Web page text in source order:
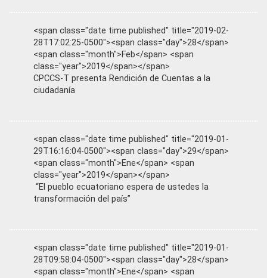
<span class="date time published" title="2019-02-
28T17:02:25-0500"><span class="day">28</span>
<span class="month">Feb</span> <span
class="year">2019</span></span>
CPCCS-T presenta Rendición de Cuentas a la
ciudadanía
<span class="date time published" title="2019-01-
29T16:16:04-0500"><span class="day">29</span>
<span class="month">Ene</span> <span
class="year">2019</span></span>
“El pueblo ecuatoriano espera de ustedes la
transformación del país”
<span class="date time published" title="2019-01-
28T09:58:04-0500"><span class="day">28</span>
<span class="month">Ene</span> <span